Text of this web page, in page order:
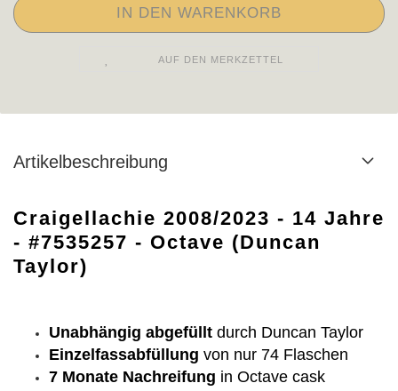
AUF DEN MERKZETTEL
Artikelbeschreibung
Craigellachie 2008/2023 - 14 Jahre
- #7535257 - Octave (Duncan
Taylor)
Unabhängig abgefüllt durch Duncan Taylor
Einzelfassabfüllung von nur 74 Flaschen
7 Monate Nachreifung in Octave cask